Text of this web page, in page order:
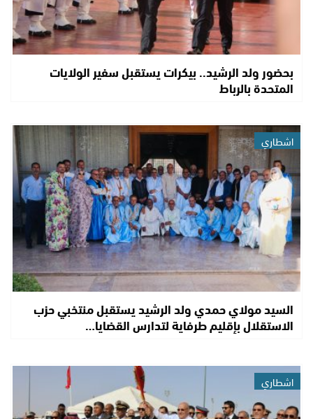
بحضور ولد الرشيد.. بيكرات يستقبل سفير الولايات
المتحدة بالرباط
اشطاري
السيد مولاي حمدي ولد الرشيد يستقبل منتخبي حزب
الاستقلال بإقليم طرفاية لتدارس القضايا…
اشطاري